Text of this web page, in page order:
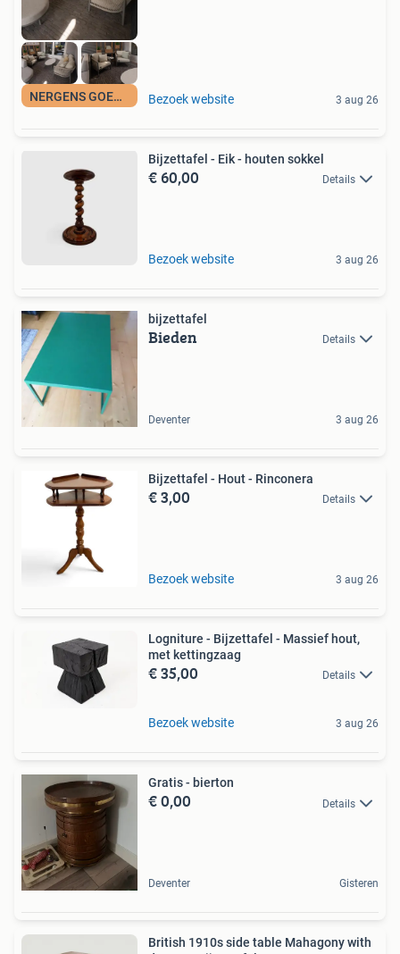
NERGENS GOEDKOPER Bezoek website 3 aug 26
Bijzettafel - Eik - houten sokkel
€ 60,00 Details
Bezoek website 3 aug 26
bijzettafel
Bieden Details
Deventer 3 aug 26
Bijzettafel - Hout - Rinconera
€ 3,00 Details
Bezoek website 3 aug 26
Logniture - Bijzettafel - Massief hout,
met kettingzaag
€ 35,00 Details
Bezoek website 3 aug 26
Gratis - bierton
€ 0,00 Details
Deventer Gisteren
British 1910s side table Mahagony with